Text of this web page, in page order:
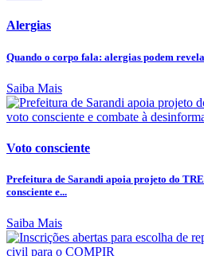
Alergias
Quando o corpo fala: alergias podem
Saiba Mais
Voto consciente
Prefeitura de Sarandi apoia projeto do
consciente e...
Saiba Mais